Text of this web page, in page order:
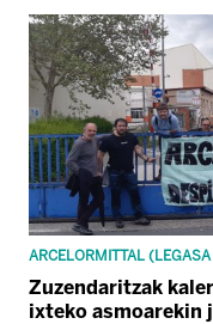
ARCELORMITTAL
Zuzendaritzak
ixteko asmoarekin